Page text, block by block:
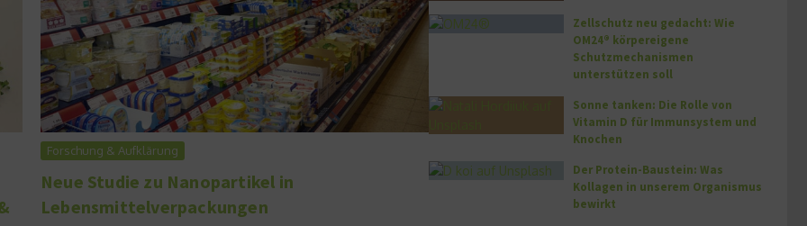
Forschung & Aufklärung
Neue Studie zu Nanopartikel in
Lebensmittelverpackungen
Zellschutz neu gedacht: Wie
OM24® körpereigene
Schutzmechanismen
unterstützen soll
Sonne tanken: Die Rolle von
Vitamin D für Immunsystem und
Knochen
Der Protein-Baustein: Was
Kollagen in unserem Organismus
bewirkt